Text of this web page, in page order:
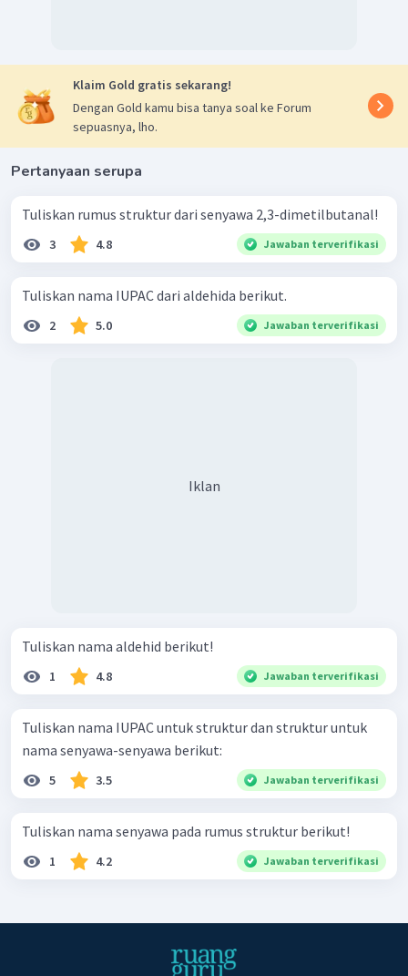
Klaim Gold gratis sekarang!
Dengan Gold kamu bisa tanya soal ke Forum
sepuasnya, lho.
Pertanyaan serupa
Tuliskan rumus struktur dari senyawa 2,3-dimetilbutanal!
3 4.8 Jawaban terverifikasi
Tuliskan nama IUPAC dari aldehida berikut.
2 5.0 Jawaban terverifikasi
Iklan
Tuliskan nama aldehid berikut!
1 4.8 Jawaban terverifikasi
Tuliskan nama IUPAC untuk struktur dan struktur untuk
nama senyawa-senyawa berikut:
5 3.5 Jawaban terverifikasi
Tuliskan nama senyawa pada rumus struktur berikut!
1 4.2 Jawaban terverifikasi